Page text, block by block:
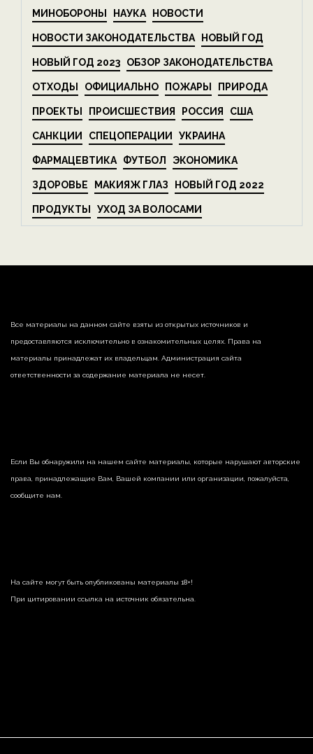
МИНОБОРОНЫ НАУКА НОВОСТИ
НОВОСТИ ЗАКОНОДАТЕЛЬСТВА НОВЫЙ ГОД
НОВЫЙ ГОД 2023 ОБЗОР ЗАКОНОДАТЕЛЬСТВА
ОТХОДЫ ОФИЦИАЛЬНО ПОЖАРЫ ПРИРОДА
ПРОЕКТЫ ПРОИСШЕСТВИЯ РОССИЯ США
САНКЦИИ СПЕЦОПЕРАЦИИ УКРАИНА
ФАРМАЦЕВТИКА ФУТБОЛ ЭКОНОМИКА
ЗДОРОВЬЕ МАКИЯЖ ГЛАЗ НОВЫЙ ГОД 2022
ПРОДУКТЫ УХОД ЗА ВОЛОСАМИ
Все материалы на данном сайте взяты из открытых источников и
предоставляются исключительно в ознакомительных целях. Права на
материалы принадлежат их владельцам. Администрация сайта
ответственности за содержание материала не несет.
Если Вы обнаружили на нашем сайте материалы, которые нарушают авторские
права, принадлежащие Вам, Вашей компании или организации, пожалуйста,
сообщите нам.
На сайте могут быть опубликованы материалы 18+!
При цитировании ссылка на источник обязательна.